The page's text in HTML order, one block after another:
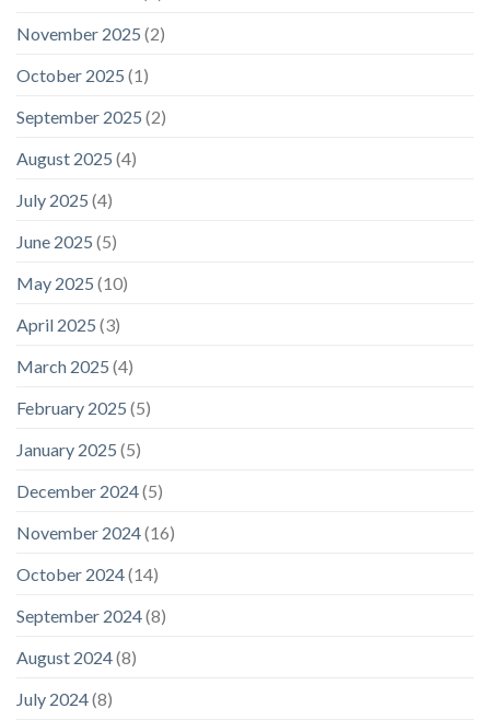
November 2025 (2)
October 2025 (1)
September 2025 (2)
August 2025 (4)
July 2025 (4)
June 2025 (5)
May 2025 (10)
April 2025 (3)
March 2025 (4)
February 2025 (5)
January 2025 (5)
December 2024(5)
November 2024(16)
October 2024(14)
September 2024(8)
August 2024(8)
July 2024(8)